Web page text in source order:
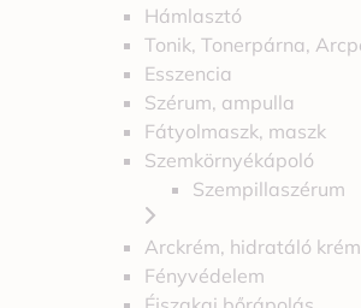
Hámlasztó
Tonik, Tonerpárna,
Esszencia
Szérum, ampulla
Fátyolmaszk, maszk
Szemkörnyékápoló
Szempillaszérum
Arckrém, hidratáló krém
Fényvédelem